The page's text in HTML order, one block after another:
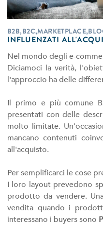
INFLUENZATI
Nel mondo degli e-
Diciamoci la verità,
l'approccio ha delle
Il primo e più comune
presentati con delle
molto limitate.
mancano contenuti
all'acquisto.
Per semplificarci le cose
I loro layout prevedono
prodotto da vendere.
vendita quando i
interessano i buyers sono